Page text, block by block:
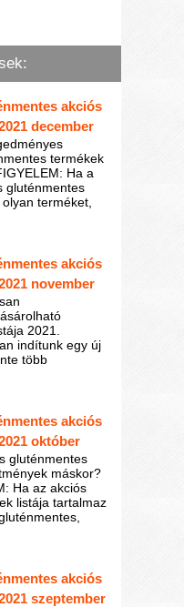
akciós
december
termékek
Ha a
gluténmentes
terméket,
akciós
november
2021.
indítunk egy új
több
akciós
október
gluténmentes
máskor?
Ha az akciós
listája tartalmaz
akciós
szeptember